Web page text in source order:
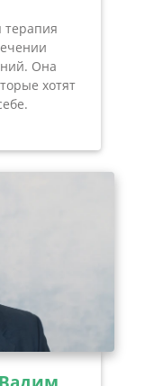
терапия
Она
хотят